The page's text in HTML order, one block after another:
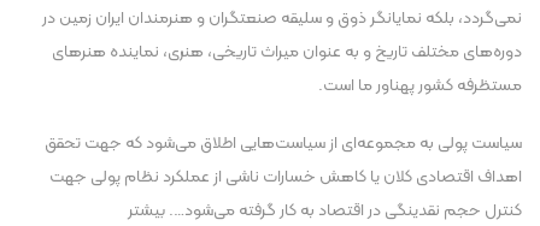
نمی‌گردد، بلکه نمايانگر ذوق و سليقه صنعتگران و هنرمندان ايران زمين در
دوره‌های مختلف تاريخ و به عنوان ميراث تاريخی، هنری، نماينده هنرهای
مستظرفه کشور پهناور ما است.
سياست پولی به مجموعه‌ای از سياست‌هايی اطلاق می‌شود كه جهت تحقق
اهداف اقتصادی كلان يا كاهش خسارات ناشی از عملكرد نظام پولی جهت
كنترل حجم نقدينگی در اقتصاد به كار گرفته می‌شود…. بيشتر